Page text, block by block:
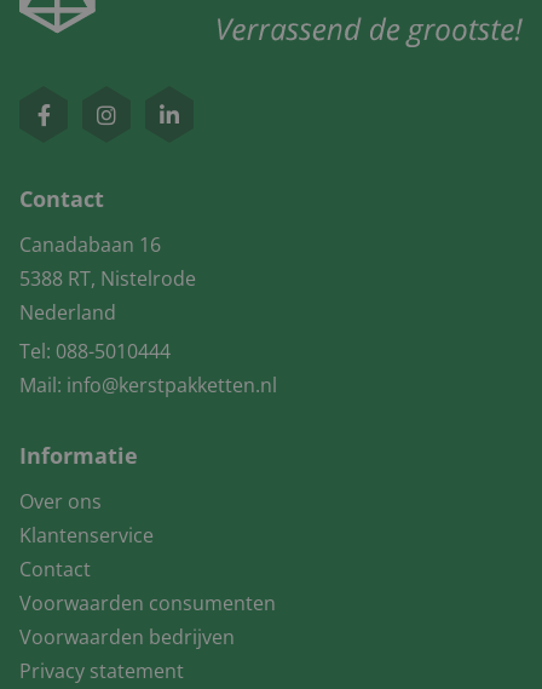
Contact
Canadabaan 16
5388 RT, Nistelrode
Nederland
Tel: 088-5010444
Mail: info@kerstpakketten.nl
Informatie
Over ons
Klantenservice
Contact
Voorwaarden consumenten
Voorwaarden bedrijven
Privacy statement